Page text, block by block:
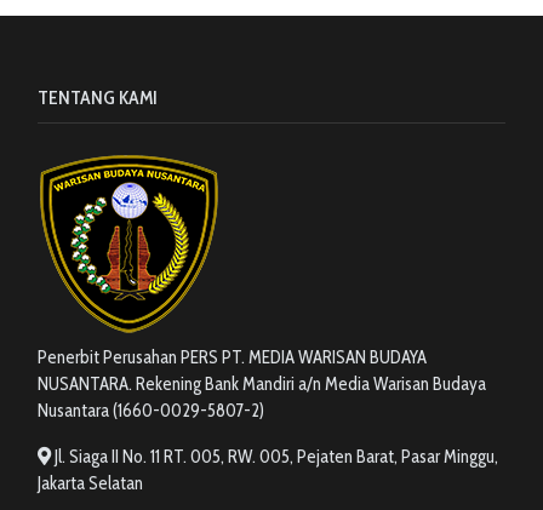
TENTANG KAMI
Penerbit Perusahan PERS PT. MEDIA WARISAN BUDAYA
NUSANTARA. Rekening Bank Mandiri a/n Media Warisan Budaya
Nusantara (1660-0029-5807-2)
Jl. Siaga II No. 11 RT. 005, RW. 005, Pejaten Barat, Pasar Minggu,
Jakarta Selatan